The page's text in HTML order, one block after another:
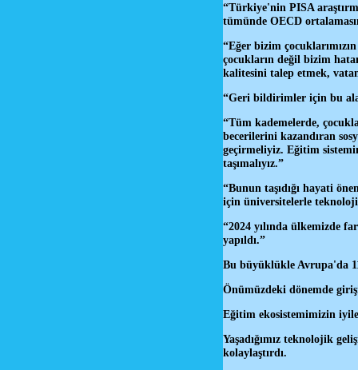
“Türkiye'nin PISA
tümünde OECD
“Eğer bizim
çocukların değil bizim
kalitesini talep etmek,
“Geri bildirimler için bu
“Tüm kademelerde,
becerilerini kazandıran
geçirmeliyiz. Eğitim
taşımalıyız.”
“Bunun taşıdığı hayati
için üniversitelerle
“2024 yılında ülkemizde
yapıldı.”
Bu büyüklükle Avrupa'da
Önümüzdeki dönemde
Eğitim ekosistemimizin
Yaşadığımız teknolojik
kolaylaştırdı.